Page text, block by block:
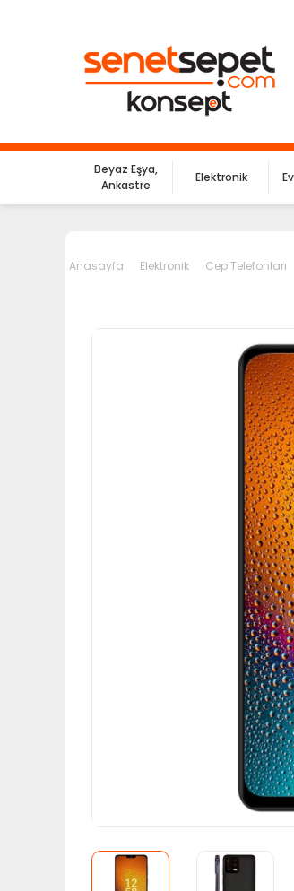
Beyaz Eşya,
Ankastre
Elektronik
Anasayfa Elektronik Cep Telefonları